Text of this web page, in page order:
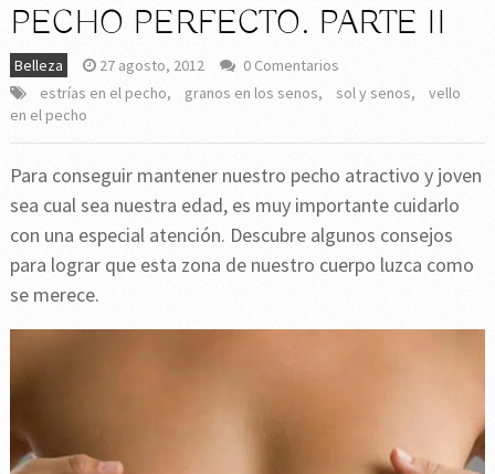
PECHO PERFECTO. PARTE II
Belleza 27 agosto, 2012
0 Comentarios
estrías en el pecho, granos en los senos, sol y senos,
vello
en el pecho
Para conseguir mantener nuestro pecho atractivo y joven
sea cual sea nuestra edad, es muy importante cuidarlo
con una especial atención. Descubre algunos consejos
para lograr que esta zona de nuestro cuerpo luzca como
se merece.